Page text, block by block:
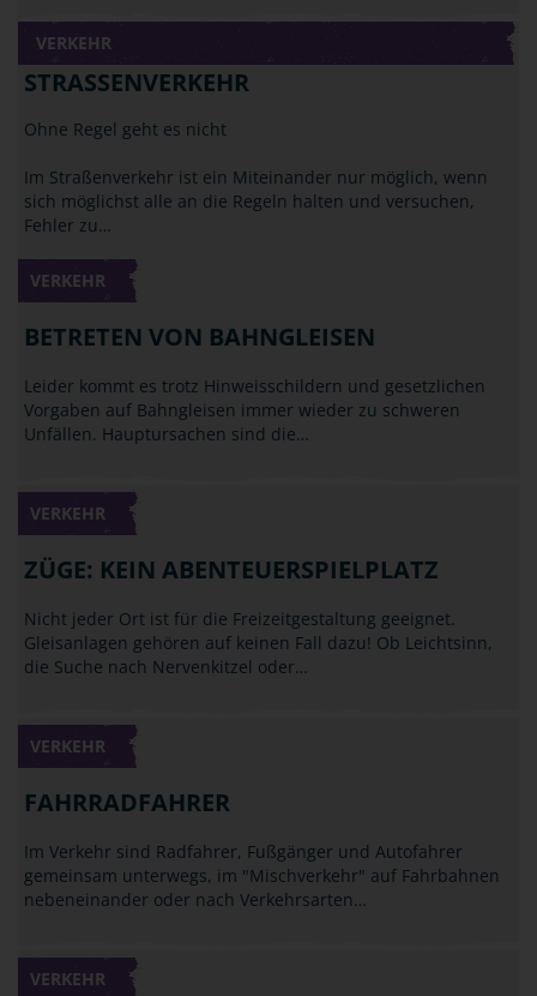
VERKEHR
STRASSENVERKEHR
Ohne Regel geht es nicht
Im Straßenverkehr ist ein Miteinander nur möglich, wenn
sich möglichst alle an die Regeln halten und versuchen,
Fehler zu…
VERKEHR
BETRETEN VON BAHNGLEISEN
Leider kommt es trotz Hinweisschildern und gesetzlichen
Vorgaben auf Bahngleisen immer wieder zu schweren
Unfällen. Hauptursachen sind die…
VERKEHR
ZÜGE: KEIN ABENTEUERSPIELPLATZ
Nicht jeder Ort ist für die Freizeitgestaltung geeignet.
Gleisanlagen gehören auf keinen Fall dazu! Ob Leichtsinn,
die Suche nach Nervenkitzel oder…
VERKEHR
FAHRRADFAHRER
Im Verkehr sind Radfahrer, Fußgänger und Autofahrer
gemeinsam unterwegs, im "Mischverkehr" auf Fahrbahnen
nebeneinander oder nach Verkehrsarten…
VERKEHR